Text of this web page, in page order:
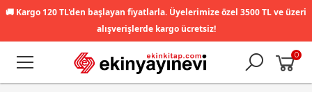
🚚 Kargo 120 TL'den başlayan fiyatlarla. Üyelerimize özel 3500 TL ve üzeri
alışverişlerde kargo ücretsiz!
0